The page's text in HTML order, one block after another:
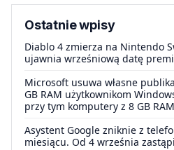
Ostatnie wpisy
Diablo 4 zmierza na Nintendo
ujawnia wrześniową datę
Microsoft usuwa własne
GB RAM użytkownikom
przy tym komputery z 8 GB
Asystent Google zniknie z
miesiącu. Od 4 września